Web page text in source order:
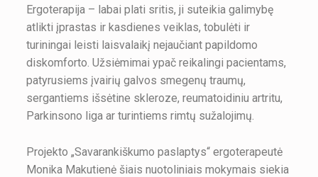
Ergoterapija – labai plati sritis, ji suteikia galimybę
atlikti įprastas ir kasdienes veiklas, tobulėti ir
turiningai leisti laisvalaikį nejaučiant papildomo
diskomforto. Užsiėmimai ypač reikalingi pacientams,
patyrusiems įvairių galvos smegenų traumų,
sergantiems išsėtine skleroze, reumatoidiniu artritu,
Parkinsono liga ar turintiems rimtų sužalojimų.
Projekto „Savarankiškumo paslaptys“ ergoterapeutė
Monika Makutienė šiais nuotoliniais mokymais siekia